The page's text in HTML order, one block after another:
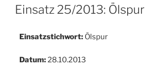
AM
Einsatz 25/2013: Ölspur
Einsatzstichwort: Ölspur
Datum:28.10.2013